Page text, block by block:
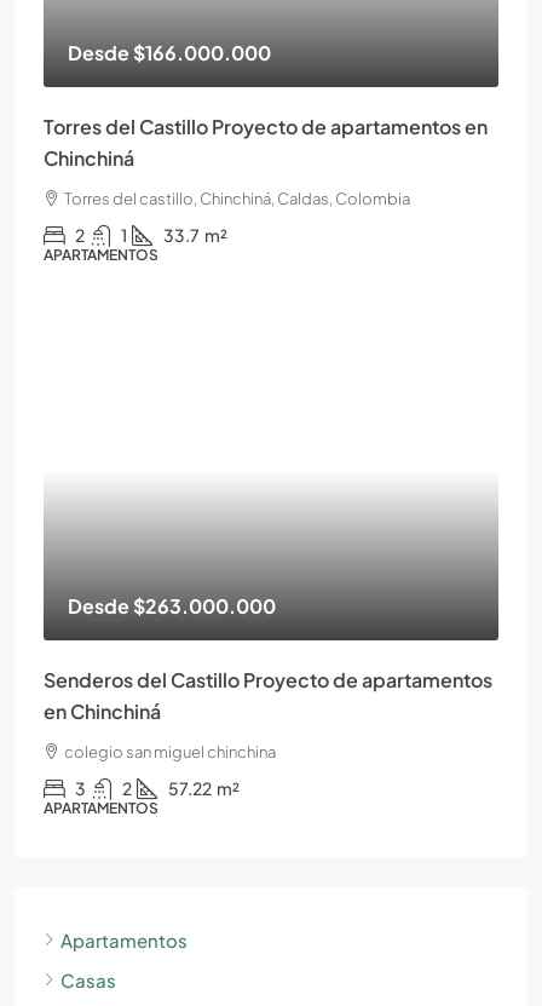
Desde$166.000.000
Torres del Castillo Proyecto de apartamentos en
Chinchiná
Torres del castillo, Chinchiná, Caldas, Colombia
2 1 33.7 m²
APARTAMENTOS
Desde$263.000.000
Senderos del Castillo Proyecto de apartamentos
en Chinchiná
colegio san miguel chinchina
3 2 57.22 m²
APARTAMENTOS
Apartamentos
Casas